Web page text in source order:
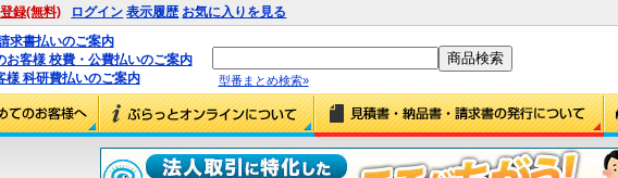
録(無料) ログイン 表示履歴 お気に入りを見る
求書払いのご案内
お客様 校費・公費払いのご案内
様 科研費払いのご案内
型番まとめ検索»